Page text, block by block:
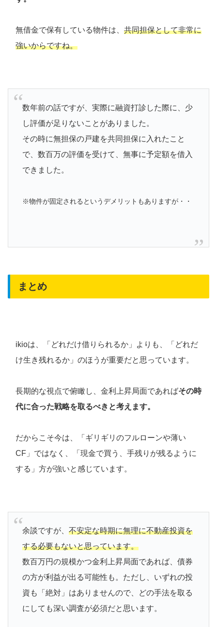
無借金で保有している物件は、 共同担保として非常に
強いからですね。
数年前の話ですが、実際に融資打診した際に、少
し評価が足りないことがありました。
その時に無担保の戸建を共同担保に入れたこと
で、数百万の評価を受けて、無事に予定額を借入
できました。
※物件が固定されるというデメリットもありますが・・
まとめ
ikioは、「どれだけ借りられるか」よりも、「どれだ
け生き残れるか」のほうが重要だと思っています。
長期的な視点で俯瞰し、金利上昇局面であればその時
代に合った戦略を取るべきと考えます。
だからこそ今は、「ギリギリのフルローンや薄い
CF」ではなく、「現金で買う、手残りが残るように
する」方が強いと感じています。
余談ですが、 不安定な時期に無理に不動産投資を
する必要もないと思っています。
数百万円の規模かつ金利上昇局面であれば、債券
の方が利益が出る可能性も。ただし、いずれの投
資も「絶対」はありませんので、どの手法を取る
にしても深い調査が必須だと思います。